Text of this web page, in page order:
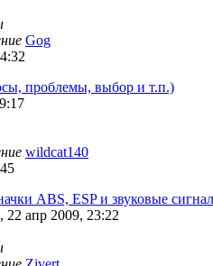
Gog
проблемы, выбор и т.п.)
wildcat140
ABS, ESP и звуковые
22 апр 2009, 23:22